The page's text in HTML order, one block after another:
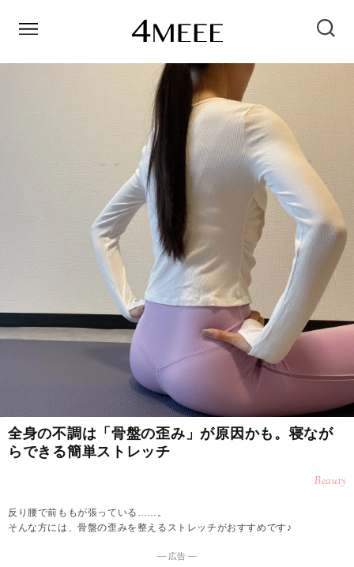
全身の不調は「骨盤の歪み」が原因かも。寝なが
らできる簡単ストレッチ
Beauty
反り腰で前ももが張っている……。
そんな方には、骨盤の歪みを整えるストレッチがおすすめです♪
― 広告 ―